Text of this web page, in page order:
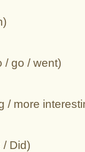
/ go / went)
more
Did)